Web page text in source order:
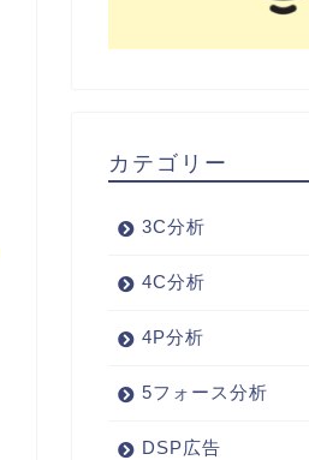
カテゴリー
3C分析
4C分析
4P分析
5フォース分析
DSP広告